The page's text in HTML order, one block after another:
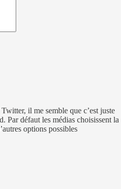
il me semble que c’est juste
Par défaut les médias choisissent la
options possibles